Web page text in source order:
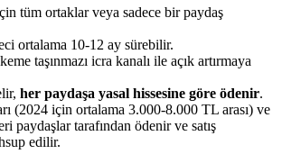
tüm ortaklar veya sadece bir paydaş
ortalama 10-12 ay sürebilir.
taşınmazı icra kanalı ile açık artırmaya
her paydaşa yasal hissesine göre ödenir.
(2024 için ortalama 3.000-8.000 TL arası) ve
paydaşlar tarafından ödenir ve satış
edilir.